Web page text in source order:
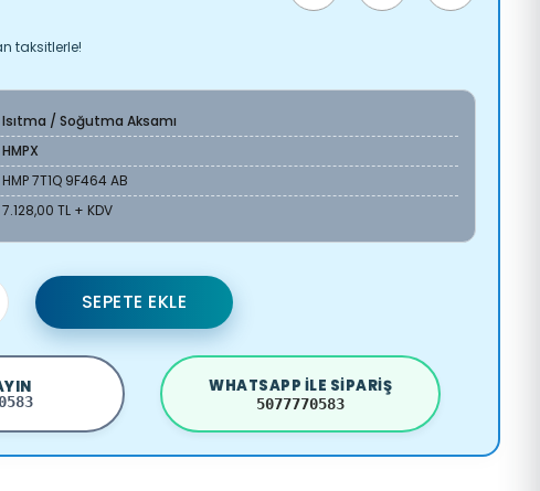
taksitlerle!
Isıtma / Soğutma Aksamı
HMPX
HMP 7T1Q 9F464 AB
7.128,00 TL + KDV
SEPETE EKLE
WHATSAPP ILE SIPARIŞ
5077770583